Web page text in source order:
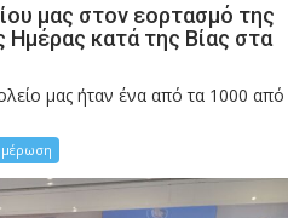
μας στον εορτασμό της
Ημέρας κατά της Βίας στα
μας ήταν ένα από τα 1000 από